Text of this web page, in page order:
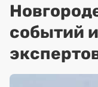
событий